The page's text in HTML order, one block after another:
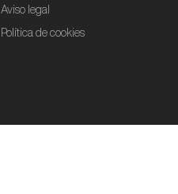
Aviso legal
Política de cookies